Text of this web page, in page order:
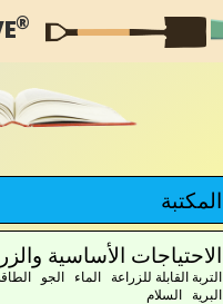
®
المكتبة
الاحتياجات الأساسية
التربة القابلة للزراعة الماء الجو
البرية السلام